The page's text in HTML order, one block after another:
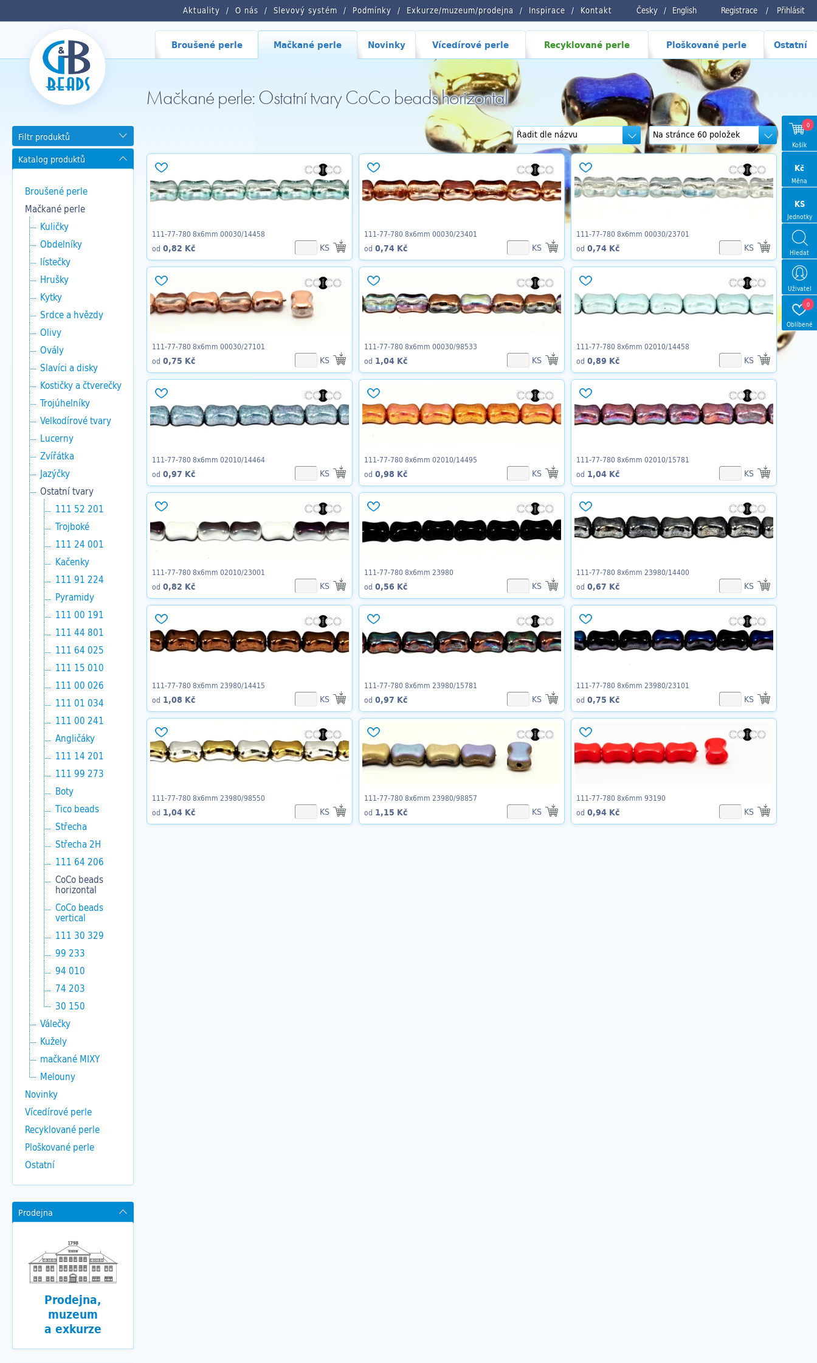
Registrace / Přihlásit
Česky / English
Aktuality O nás Slevový systém Podmínky Exkurze/muzeum/prodejna Inspirace Kontakt
Broušené perle Mačkané perle Novinky Vícedírové perle Recyklované perle Ploškované perle Ostatní
Mačkané perle: Ostatní tvary CoCo beads horizontal
Filtr produktů
Katalog produktů
Broušené perle
Mačkané perle
Kuličky
Obdelníky
lístečky
Hrušky
Kytky
Srdce a hvězdy
Olivy
Ovály
Slavíci a disky
Kostičky a čtverečky
Trojúhelníky
Velkodírové tvary
Lucerny
Zvířátka
Jazýčky
Ostatní tvary
111 52 201
Trojboké
111 24 001
Kačenky
111 91 224
Pyramidy
111 00 191
111 44 801
111 64 025
111 15 010
111 00 026
111 01 034
111 00 241
Angličáky
111 14 201
111 99 273
Boty
Tico beads
Střecha
Střecha 2H
111 64 206
CoCo beads
horizontal
CoCo beads
vertical
111 30 329
99 233
94 010
74 203
30 150
Válečky
Kužely
mačkané MIXY
Melouny
Novinky
Vícedírové perle
Recyklované perle
Ploškované perle
Ostatní
Prodejna
Prodejna,
muzeum
a exkurze
111-77-780 8x6mm 00030/14458
od 0,82 Kč KS
111-77-780 8x6mm 00030/23401
od 0,74 Kč KS
111-77-780 8x6mm 00030/23701
od 0,74 Kč KS
111-77-780 8x6mm 00030/27101
od 0,75 Kč KS
111-77-780 8x6mm 00030/98533
od 1,04 Kč KS
111-77-780 8x6mm 02010/14458
od 0,89 Kč KS
111-77-780 8x6mm 02010/14464
od 0,97 Kč KS
111-77-780 8x6mm 02010/14495
od 0,98 Kč KS
111-77-780 8x6mm 02010/15781
od 1,04 Kč KS
111-77-780 8x6mm 02010/23001
od 0,82 Kč KS
111-77-780 8x6mm 23980
od 0,56 Kč KS
111-77-780 8x6mm 23980/14400
od 0,67 Kč KS
111-77-780 8x6mm 23980/14415
od 1,08 Kč KS
111-77-780 8x6mm 23980/15781
od 0,97 Kč KS
111-77-780 8x6mm 23980/23101
od 0,75 Kč KS
111-77-780 8x6mm 23980/98550
od 1,04 Kč KS
111-77-780 8x6mm 23980/98857
od 1,15 Kč KS
111-77-780 8x6mm 93190
od 0,94 Kč KS
0
Košík
Kč
Měna
KS
Jednotky
Hledat
Uživatel
0
Oblíbené